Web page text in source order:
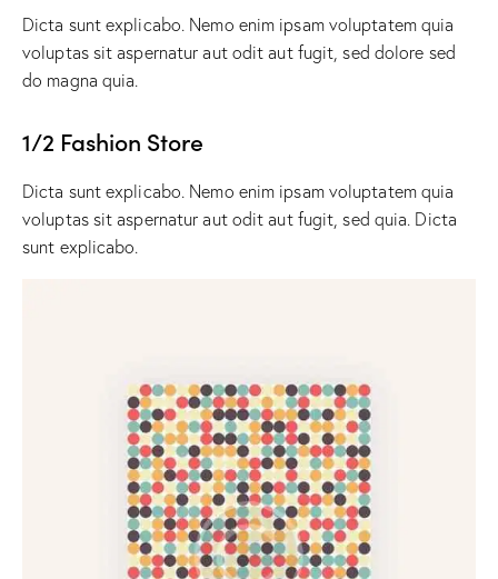
Dicta sunt explicabo. Nemo enim ipsam voluptatem quia
voluptas sit aspernatur aut odit aut fugit, sed dolore sed
do magna quia.
1/2 Fashion Store
Dicta sunt explicabo. Nemo enim ipsam voluptatem quia
voluptas sit aspernatur aut odit aut fugit, sed quia. Dicta
sunt explicabo.